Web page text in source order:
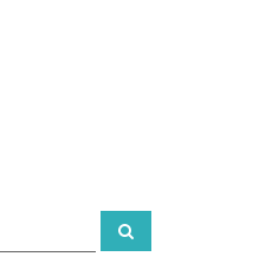
R
e